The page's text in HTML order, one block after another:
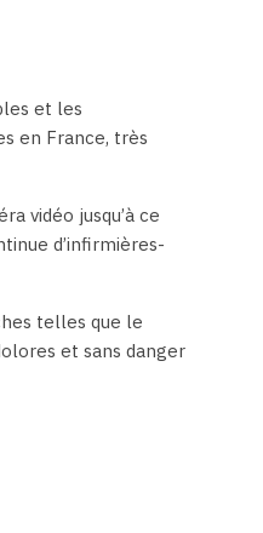
et les
en France, très
vidéo jusqu’à ce
d’infirmières-
telles que le
et sans danger